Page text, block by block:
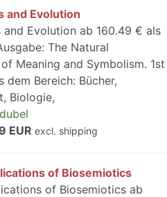
and Evolution
and Evolution ab 160.49 € als
The Natural
Meaning and Symbolism. 1st
dem Bereich: Bücher,
Biologie,
EUR excl. shipping
of Biosemiotics
of Biosemiotics ab